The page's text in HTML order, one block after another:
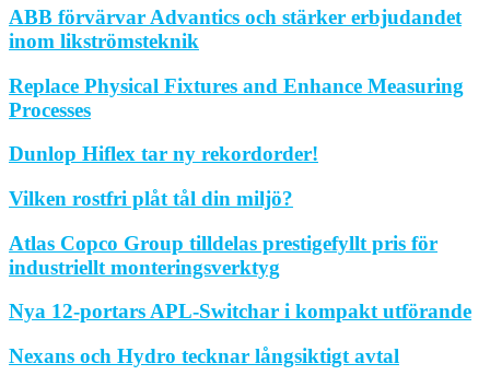
ABB förvärvar Advantics och stärker erbjudandet
inom likströmsteknik
Replace Physical Fixtures and Enhance Measuring
Processes
Dunlop Hiflex tar ny rekordorder!
Vilken rostfri plåt tål din miljö?
Atlas Copco Group tilldelas prestigefyllt pris för
industriellt monteringsverktyg
Nya 12-portars APL-Switchar i kompakt utförande
Nexans och Hydro tecknar långsiktigt avtal